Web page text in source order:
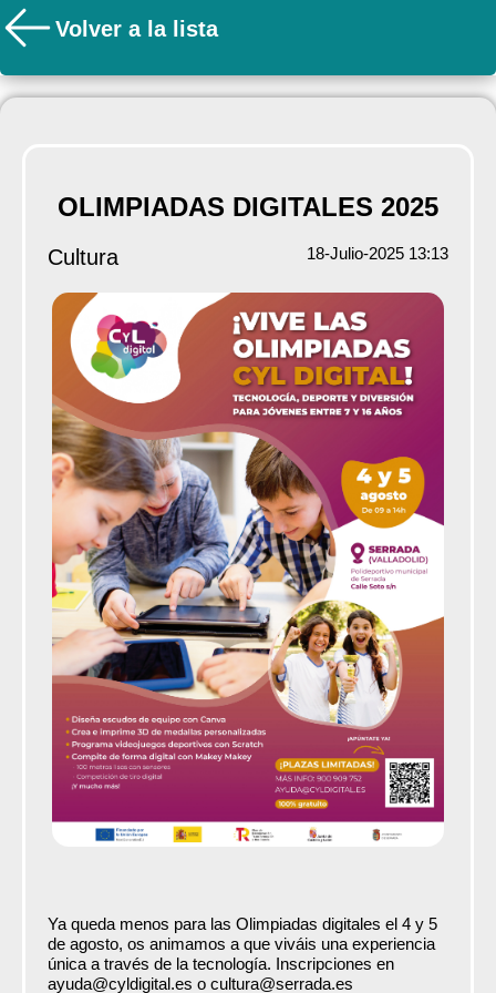
Volver a la lista
OLIMPIADAS DIGITALES 2025
Cultura 18-Julio-2025 13:13
Ya queda menos para las Olimpiadas digitales el 4 y 5
de agosto, os animamos a que viváis una experiencia
única a través de la tecnología. Inscripciones en
ayuda@cyldigital.es o cultura@serrada.es